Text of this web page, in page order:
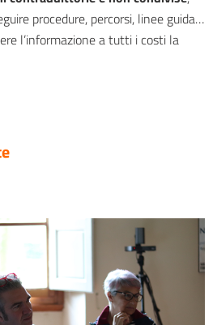
procedure, percorsi, linee guida…
l’informazione a tutti i costi la